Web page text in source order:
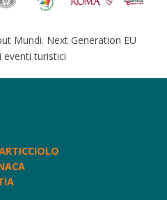
Mundi. Next Generation EU
eventi turistici